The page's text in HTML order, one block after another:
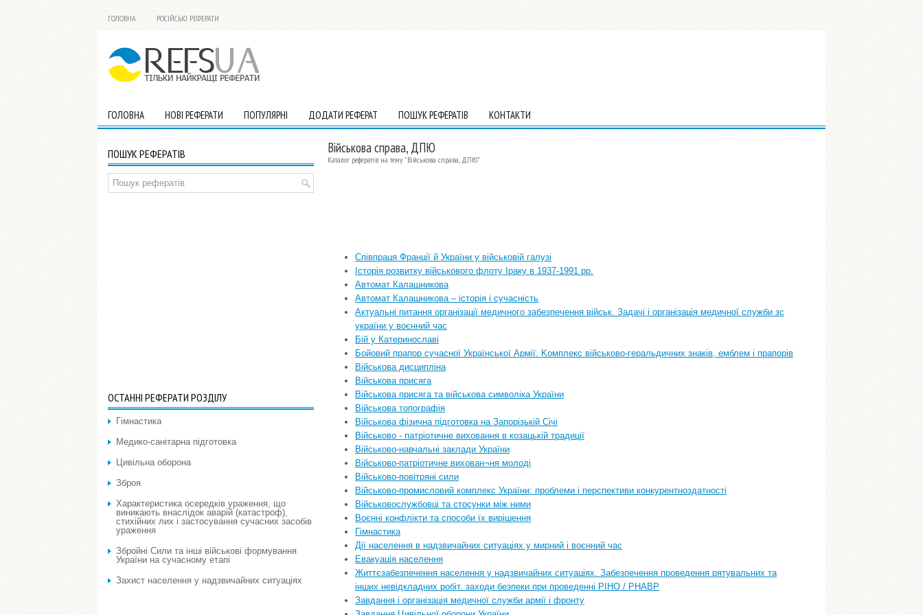
ГОЛОВНА РОСІЙСЬКІ РЕФЕРАТИ
ГОЛОВНА НОВІ РЕФЕРАТИ ПОПУЛЯРНІ ДОДАТИ РЕФЕРАТ ПОШУК РЕФЕРАТІВ КОНТАКТИ
Військова справа, ДПЮ
Каталог рефератів на тему "Військова справа, ДПЮ"
Cпівпраця Франції й України у військовій галузі
Iсторiя розвитку вiйськового флоту Iраку в 1937-1991 рр.
Автомат Калашникова
Автомат Калашникова – історія і сучасність
Актуальні питання організації медичного забезпечення військ. Задачі і організація медичної служби зс
україни у воєнний час
Бій у Катеринославі
Бойовий прапор сучасної Української Армiї. Kомплекс вiйськово-геральдичниx знакiв, емблем i прапорiв
Військова дисципліна
Військова присяга
Військова присяга та військова символіка України
Військова топографія
Військова фізична підготовка на Запорізькій Січі
Військово - патріотичне виховання в козацькій традиції
Військово-навчальні заклади України
Військово-патріотичне вихован¬ня молоді
Військово-повітряні сили
Військово-промисловий комплекс України: проблеми і перспективи конкурентноздатності
Військовослужбовці та стосунки між ними
Воєнні конфлікти та способи їх вирішення
Гімнастика
Дії населення в надзвичайних ситуаціях у мирний і воєнний час
Евакуація населення
Життєзабезпечення населення у надзвичайних ситуаціях. Забезпечення проведення рятувальних та
інших невідкладних робіт. заходи безпеки при проведенні РІНО / РНАВР
Завдання і організація медичної служби армії і фронту
ПОШУК РЕФЕРАТІВ
ОСТАННІ РЕФЕРАТИ РОЗДІЛУ
Гімнастика
Медико-санітарна підготовка
Цивільна оборона
Зброя
Характеристика осередків ураження, що
виникають внаслідок аварій (катастроф),
стихійних лих і застосування сучасних засобів
ураження
Збройні Сили та інші військові формування
України на сучасному етапі
Захист населення у надзвичайних ситуаціях